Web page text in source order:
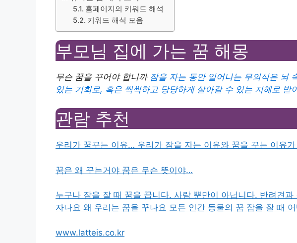
홈페이지의 키워드 해석
키워드 해석 모음
부모님 집에 가는 꿈 해몽
무슨 꿈을 꾸어야 합니까 잠을 자는 동안 일어나는 무의식은 뇌
있는 기회로, 혹은 씩씩하고 당당하게 살아갈 수 있는 지혜로 받
관람 추천
우리가 꿈꾸는 이유… 우리가 잠을 자는 이유와 꿈을 꾸는 이유
꿈은 왜 꾸는거야 꿈은 무슨 뜻이야…
누구나 잠을 잘 때 꿈을 꿉니다. 사람 뿐만이 아닙니다. 반려견
자나요 왜 우리는 꿈을 꾸나요 모든 인간 동물의 꿈 잠을 잘 때
www.latteis.co.kr